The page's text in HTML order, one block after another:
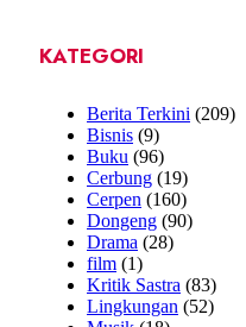
KATEGORI
Berita Terkini (209)
Bisnis (9)
Buku (96)
Cerbung (19)
Cerpen (160)
Dongeng (90)
Drama (28)
film (1)
Kritik Sastra (83)
Lingkungan (52)